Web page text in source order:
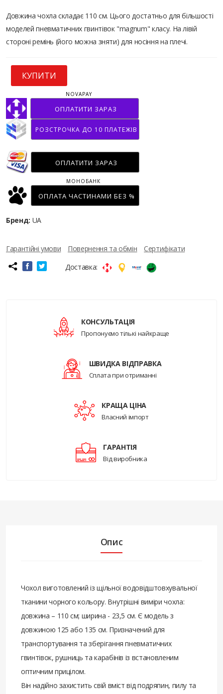
Довжина чохла складає 110 см. Цього достатньо для більшості
моделей пневматичних гвинтівок "magnum" класу. На лівій
стороні ремінь (його можна зняти) для носіння на плечі.
КУПИТИ
ОПЛАТИТИ ЗАРАЗ
NOVAPAY
РОЗСТРОЧКА ДО 10 ПЛАТЕЖІВ
ОПЛАТИТИ ЗАРАЗ
ОПЛАТА ЧАСТИНАМИ БЕЗ %
МОНОБАНК
Бренд: UA
Гарантійні умови Повернення та обмін
Сертифікати
Доставка:
КОНСУЛЬТАЦІЯ
Пропонуємо тількі найкраще
ШВИДКА ВІДПРАВКА
Сплата при отриманні
КРАЩА ЦІНА
Власний імпорт
ГАРАНТІЯ
Від виробника
Опис
Чохол виготовлений із щільної водовідштовхувальної
тканини чорного кольору. Внутрішні виміри чохла:
довжина – 110 см; ширина - 23,5 см. Є модель з
довжиною 125 або 135 см. Призначений для
транспортування та зберігання пневматичних
гвинтівок, рушниць та карабінів із встановленим
оптичним прицілом.
Він надійно захистить свій вміст від подряпин, пилу та